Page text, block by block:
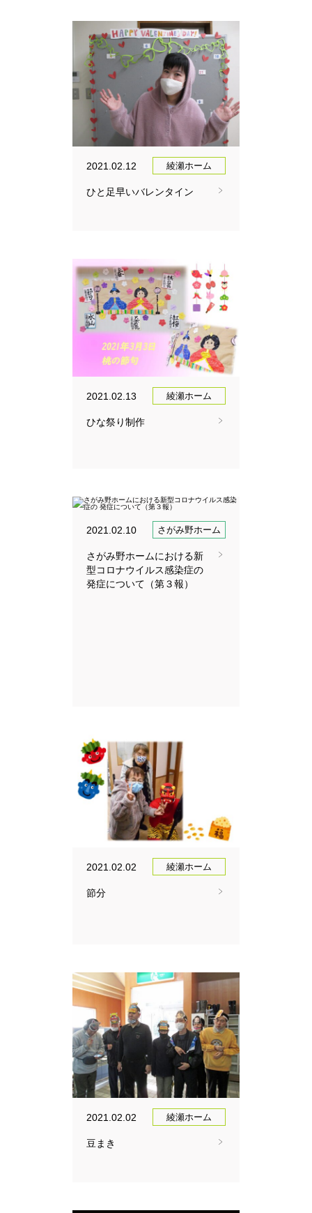
2021.02.12 綾瀬ホーム
ひと足早いバレンタイン
2021.02.13 綾瀬ホーム
ひな祭り制作
2021.02.10 さがみ野ホーム
さがみ野ホームにおける新
型コロナウイルス感染症の
発症について（第３報）
2021.02.02 綾瀬ホーム
節分
2021.02.02 綾瀬ホーム
豆まき